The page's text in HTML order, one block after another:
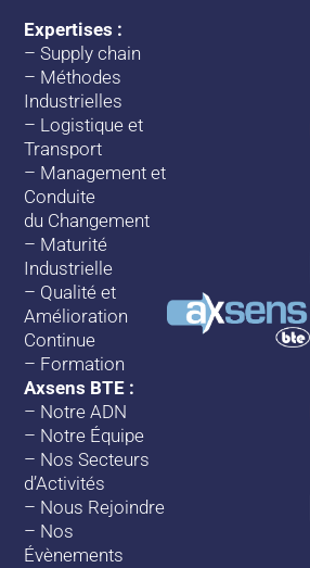
Expertises :
–Supply chain
– Méthodes
Industrielles
– Logistique et
Transport
– Management et
Conduite
du Changement
– Maturité
Industrielle
– Qualité et
Amélioration
Continue
– Formation
Axsens BTE :
– Notre ADN
– Notre Équipe
– Nos Secteurs
d’Activités
– Nous Rejoindre
– Nos
Évènements